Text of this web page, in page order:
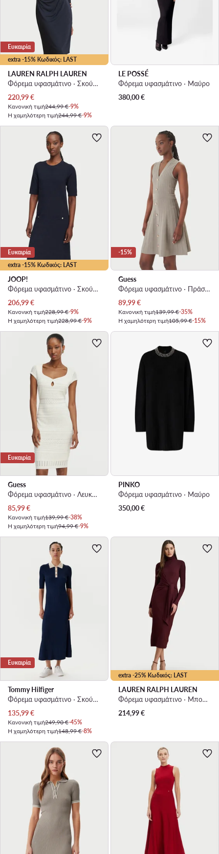
extra -15% Κωδικός: LAST
Ευκαιρία
LAUREN RALPH LAUREN
Φόρεμα υφασμάτινο · Σκούρο μπλε · Midi
Τρέχουσα τιμή
220,99€
Κανονική τιμή244,99 €-9%
Η χαμηλότερη τιμή244,99 €-9%
LE POSSÉ
Φόρεμα υφασμάτινο · Μαύρο
380,00€
extra -15% Κωδικός: LAST
Ευκαιρία
JOOP!
Φόρεμα υφασμάτινο · Σκούρο μπλε · Midi
Τρέχουσα τιμή
206,99€
Κανονική τιμή228,99 €-9%
Η χαμηλότερη τιμή228,99 €-9%
-15%
Guess
Φόρεμα υφασμάτινο · Πράσινο · Mini
Τρέχουσα τιμή
89,99€
Κανονική τιμή139,99 €-35%
Η χαμηλότερη τιμή105,99 €-15%
Ευκαιρία
Guess
Φόρεμα υφασμάτινο · Λευκό · Mini
Τρέχουσα τιμή
85,99€
Κανονική τιμή139,99 €-38%
Η χαμηλότερη τιμή94,99 €-9%
PINKO
Φόρεμα υφασμάτινο · Μαύρο
350,00€
Ευκαιρία
Tommy Hilfiger
Φόρεμα υφασμάτινο · Σκούρο μπλε · Midi
Τρέχουσα τιμή
135,99€
Κανονική τιμή249,90 €-45%
Η χαμηλότερη τιμή148,99 €-8%
extra -25% Κωδικός: LAST
LAUREN RALPH LAUREN
Φόρεμα υφασμάτινο · Μπορντό · Midi
214,99€